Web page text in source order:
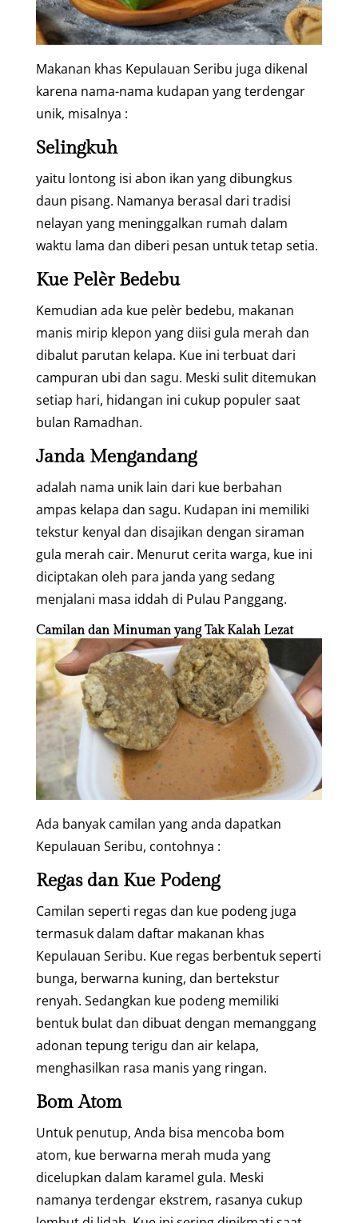
Makanan khas Kepulauan Seribu juga dikenal
karena nama-nama kudapan yang terdengar
unik, misalnya :
Selingkuh
yaitu lontong isi abon ikan yang dibungkus
daun pisang. Namanya berasal dari tradisi
nelayan yang meninggalkan rumah dalam
waktu lama dan diberi pesan untuk tetap setia.
Kue Pelèr Bedebu
Kemudian ada kue pelèr bedebu, makanan
manis mirip klepon yang diisi gula merah dan
dibalut parutan kelapa. Kue ini terbuat dari
campuran ubi dan sagu. Meski sulit ditemukan
setiap hari, hidangan ini cukup populer saat
bulan Ramadhan.
Janda Mengandang
adalah nama unik lain dari kue berbahan
ampas kelapa dan sagu. Kudapan ini memiliki
tekstur kenyal dan disajikan dengan siraman
gula merah cair. Menurut cerita warga, kue ini
diciptakan oleh para janda yang sedang
menjalani masa iddah di Pulau Panggang.
Camilan dan Minuman yang Tak Kalah Lezat
Ada banyak camilan yang anda dapatkan
Kepulauan Seribu, contohnya :
Regas dan Kue Podeng
Camilan seperti regas dan kue podeng juga
termasuk dalam daftar makanan khas
Kepulauan Seribu. Kue regas berbentuk seperti
bunga, berwarna kuning, dan bertekstur
renyah. Sedangkan kue podeng memiliki
bentuk bulat dan dibuat dengan memanggang
adonan tepung terigu dan air kelapa,
menghasilkan rasa manis yang ringan.
Bom Atom
Untuk penutup, Anda bisa mencoba bom
atom, kue berwarna merah muda yang
dicelupkan dalam karamel gula. Meski
namanya terdengar ekstrem, rasanya cukup